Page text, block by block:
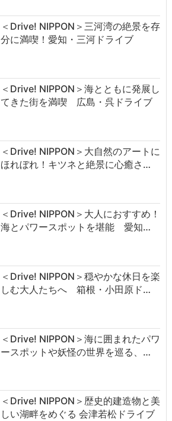
＜Drive! NIPPON＞三河湾の絶景を存
分に満喫！愛知・三河ドライブ
＜Drive! NIPPON＞海とともに発展し
てきた街を満喫 広島・呉ドライブ
＜Drive! NIPPON＞大自然のアートに
ほれぼれ！キツネと絶景に心癒さ…
＜Drive! NIPPON＞大人におすすめ！
海とパワースポットを堪能 愛知…
＜Drive! NIPPON＞穏やかな休日を楽
しむ大人たちへ 箱根・小田原ド…
＜Drive! NIPPON＞海に囲まれたパワ
ースポットや妖怪の世界を巡る、…
＜Drive! NIPPON＞歴史的建造物と美
しい湖畔をめぐる 会津若松ドライブ